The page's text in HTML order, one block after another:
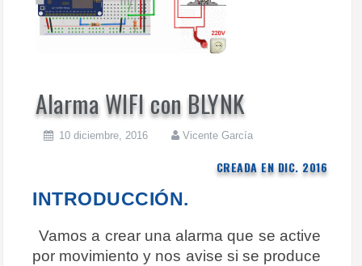
Alarma WIFI con BLYNK
10 diciembre, 2016 Vicente García
CREADA EN DIC. 2016
INTRODUCCIÓN.
Vamos a crear una alarma que se active
por movimiento y nos avise si se produce